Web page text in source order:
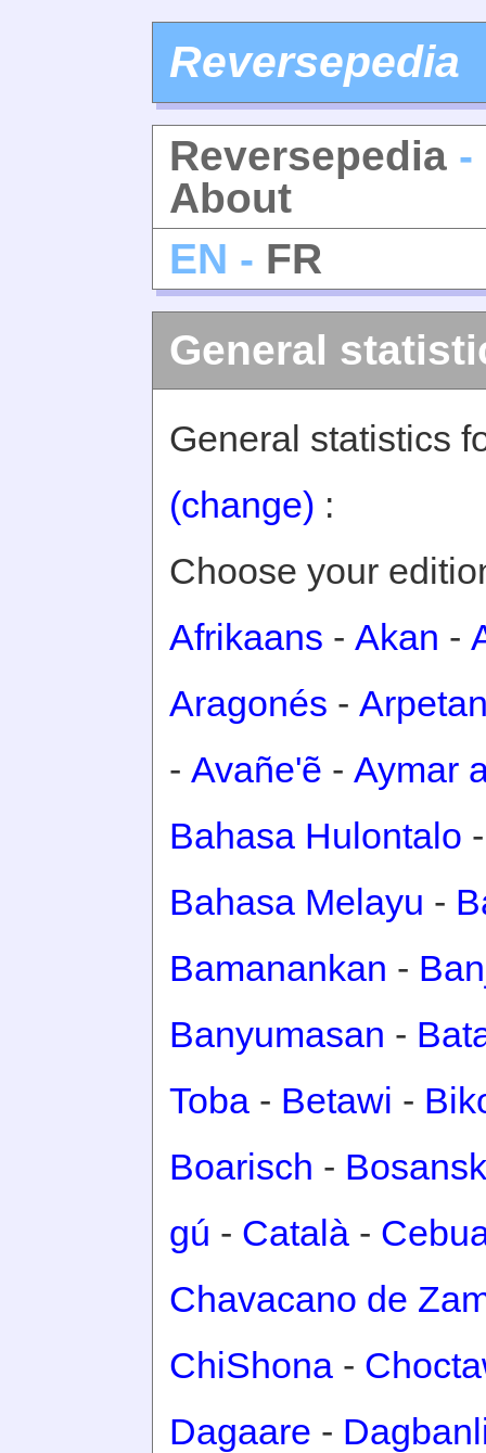
Reversepedia
Reversepedia -
About
EN - FR
General
General statistics
(change) :
Choose your
Afrikaans - Akan -
Aragonés -
- Avañe'ẽ - Aymar
Bahasa Hulontalo
Bahasa Melayu -
Bamanankan -
Banyumasan -
Toba - Betawi -
Boarisch -
gú - Català -
Chavacano de
ChiShona -
Dagaare -